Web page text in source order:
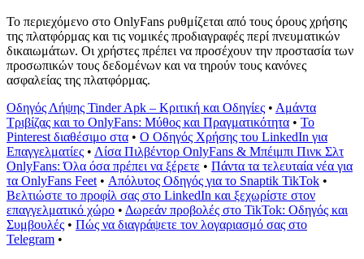
Το περιεχόμενο στο OnlyFans ρυθμίζεται από τους όρους χρήσης
της πλατφόρμας και τις νομικές προδιαγραφές περί πνευματικών
δικαιωμάτων. Οι χρήστες πρέπει να προσέχουν την προστασία των
προσωπικών τους δεδομένων και να τηρούν τους κανόνες
ασφαλείας της πλατφόρμας.
Οδηγός Λήψης Tinder Apk – Κριτική και Οδηγίες • Αμάντα
Τριβίζας και το OnlyFans: Μύθος και Πραγματικότητα • Το
Pinterest διαθέσιμο στα • Ο Οδηγός Χρήσης του LinkedIn για
Επαγγελματίες • Λίσα Πιλβέντορ OnlyFans & Μπέιμπι Πινκ Σλτ
OnlyFans: Όλα όσα πρέπει να ξέρετε • Πάντα τα τελευταία νέα για
τα OnlyFans Feet• Απόλυτος Οδηγός για το Snaptik TikTok •
Βελτιώστε το προφίλ σας στο LinkedIn και ξεχωρίστε στον
επαγγελματικό χώρο • Δωρεάν προβολές στο TikTok: Οδηγός και
Συμβουλές • Πώς να διαγράψετε τον λογαριασμό σας στο
Telegram •